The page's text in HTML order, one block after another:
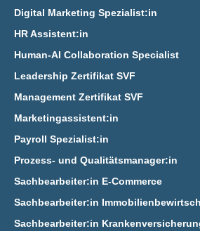
Digital Marketing Spezialist:in
HR Assistent:in
Human-AI Collaboration Specialist
Leadership Zertifikat SVF
Management Zertifikat SVF
Marketingassistent:in
Payroll Spezialist:in
Prozess- und Qualitätsmanager:in
Sachbearbeiter:in E‑Commerce
Sachbearbeiter:in
Sachbearbeiter:in